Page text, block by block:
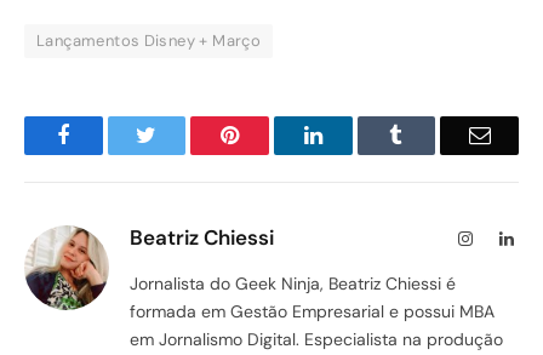
Lançamentos Disney + Março
Facebook Pinterest LinkedIn Email
Beatriz Chiessi Instagram
Jornalista do Geek Ninja, Beatriz Chiessi é
formada em Gestão Empresarial e possui MBA
em Jornalismo Digital. Especialista na produção